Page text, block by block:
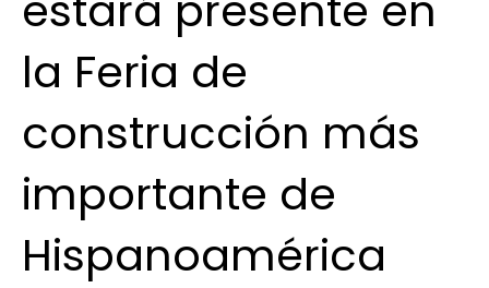
la Feria de
construcción más
importante de
Hispanoamérica